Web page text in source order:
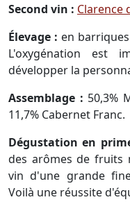
Second vin : Clarence
Élevage : en
L'oxygénation est
développer la
Assemblage : 50,3%
11,7% Cabernet Franc.
Dégustation en
des arômes de fruits
vin d'une grande
Voilà une réussite